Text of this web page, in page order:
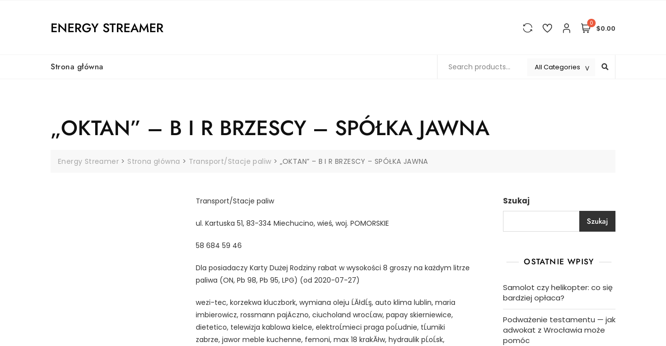
ENERGY STREAMER 0
$0.00
Strona główna
„OKTAN” – B I R BRZESCY – SPÓŁKA JAWNA
Energy Streamer > Strona główna > Transport/Stacje paliw > „OKTAN” – B I R BRZESCY – SPÓŁKA JAWNA
Transport/Stacje paliw
ul. Kartuska 51, 83-334 Miechucino, wieś, woj. POMORSKIE
58 684 59 46
Dla posiadaczy Karty Dużej Rodziny rabat w wysokości 8 groszy na każdym litrze
paliwa (ON, Pb 98, Pb 95, LPG) (od 2020-07-27)
wezi-tec, korzekwa kluczbork, wymiana oleju ĹĂłdĹş, auto klima lublin, maria
imbierowicz, rossmann pajÄczno, ciucholand wrocĹaw, papay skierniewice,
dietetico, telewizja kablowa kielce, elektroĹmieci praga poĹudnie, tĹumiki
zabrze, jawor meble kuchenne, femoni, max 18 krakĂłw, hydraulik pĹoĹsk,
Szukaj
Szukaj
OSTATNIE WPISY
Samolot czy helikopter: co się
bardziej opłaca?
Podważenie testamentu — jak
adwokat z Wrocławia może
pomóc